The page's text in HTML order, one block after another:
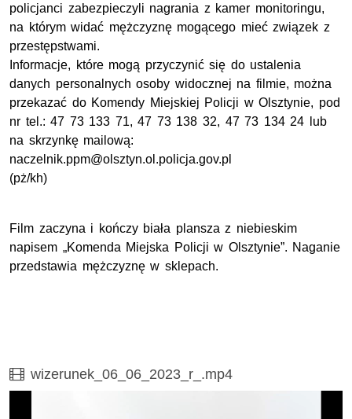
policjanci zabezpieczyli nagrania z kamer monitoringu,
na którym widać mężczyznę mogącego mieć związek z
przestępstwami.
Informacje, które mogą przyczynić się do ustalenia
danych personalnych osoby widocznej na filmie, można
przekazać do Komendy Miejskiej Policji w Olsztynie, pod
nr tel.: 47 73 133 71, 47 73 138 32, 47 73 134 24 lub
na skrzynkę mailową:
naczelnik.ppm@olsztyn.ol.policja.gov.pl
(pż/kh)
Film zaczyna i kończy biała plansza z niebieskim
napisem „Komenda Miejska Policji w Olsztynie”. Naganie
przedstawia mężczyznę w sklepach.
Film
wizerunek_06_06_2023_r_.mp4